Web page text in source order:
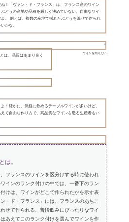
ね！「ヴァン・ド・フランス」は、フランス産のワイン
ぶどうの産地や品種を厳しく決めていない、自由なワイ
よ。 例えば、複数の産地で採れたぶどうを混ぜて作られ
かな。
ワインを知りたい
は、品質はあまり良く
！確かに、気軽に飲めるテーブルワインが多いけど、
えて自由な作り方で、高品質なワインを造る生産者もい
は。
フランスのワインを区分けする時に使われ
インのランク付けの中では、一番下のラン
けは、ワインがどこで作られたかを示す表
・ド・フランス」には、フランスのあちこ
せて作られる、普段飲みにぴったりなワイ
あえてこのランク付けを選んでワインを作